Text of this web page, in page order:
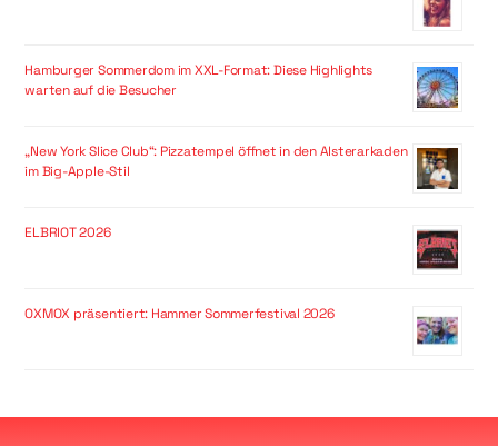
Hamburger Sommerdom im XXL-Format: Diese Highlights
warten auf die Besucher
„New York Slice Club“: Pizzatempel öffnet in den Alsterarkaden
im Big-Apple-Stil
ELBRIOT 2026
OXMOX präsentiert: Hammer Sommerfestival 2026